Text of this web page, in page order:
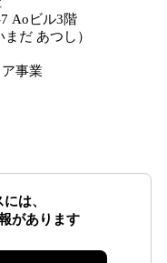
Aoビル3階
だ あつし）
事業
は、
があります